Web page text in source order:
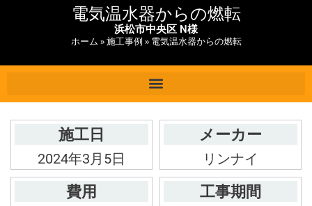
電気温水器からの燃転
浜松市中央区 N様
ホーム »施工事例 » 電気温水器からの燃転
施工日
2024年3月5日
メーカー
リンナイ
費用 工事期間